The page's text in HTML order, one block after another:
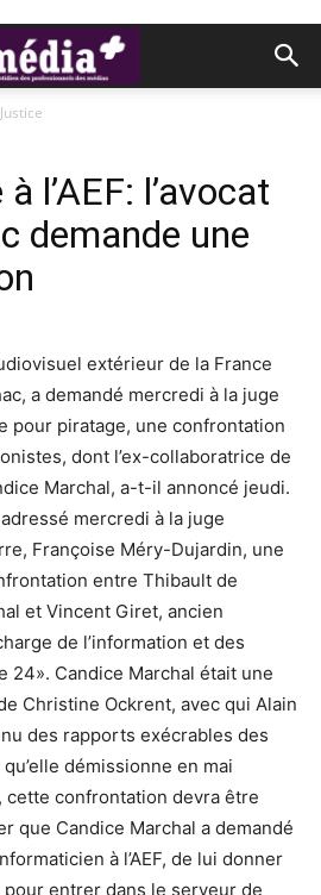
l’AEF: l’avocat
demande une
extérieur de la France
a demandé mercredi à la juge
pour piratage, une confrontation
dont l’ex-collaboratrice de
Marchal, a-t-il annoncé jeudi.
mercredi à la juge
Françoise Méry-Dujardin, une
entre Thibault de
et Vincent Giret, ancien
de l’information et des
24». Candice Marchal était une
Christine Ockrent, avec qui Alain
des rapports exécrables des
démissionne en mai
cette confrontation devra être
que Candice Marchal a demandé
à l’AEF, de lui donner
entrer dans le serveur de